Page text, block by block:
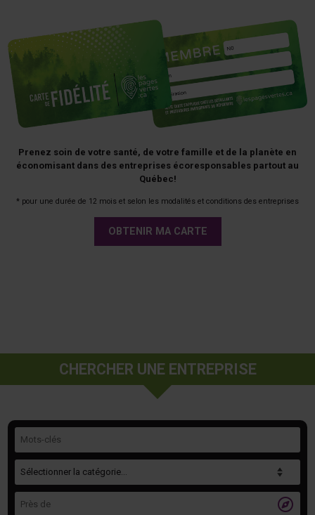
Prenez soin de votre santé, de votre famille et de la planète en
économisant dans des entreprises écoresponsables partout au
Québec!
* pour une durée de 12 mois et selon les modalités et conditions des entreprises
OBTENIR MA CARTE
CHERCHER UNE ENTREPRISE
